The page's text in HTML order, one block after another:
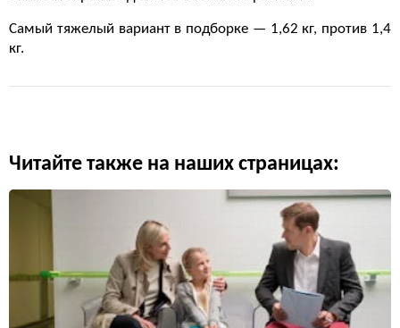
Самый тяжелый вариант в подборке — 1,62 кг, против 1,4
кг.
Читайте также на наших страницах: